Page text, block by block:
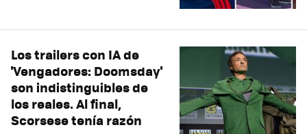
Los trailers con IA de
'Vengadores: Doomsday'
son indistinguibles de
los reales. Al final,
Scorsese tenía razón